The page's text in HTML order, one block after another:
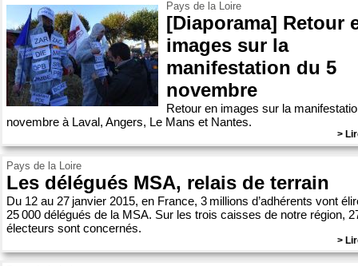
Pays de la Loire
[Diaporama] Retour
images sur la
manifestation du 5
novembre
Retour en images sur la
novembre à Laval, Angers, Le Mans et Nantes.
>
Pays de la Loire
Les délégués MSA, relais de terrain
Du 12 au 27 janvier 2015, en France, 3 millions d’adhérents vont
25 000 délégués de la MSA. Sur les trois caisses de notre région,
électeurs sont concernés.
>